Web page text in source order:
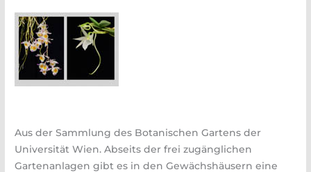
Aus der Sammlung des Botanischen Gartens der
Universität Wien. Abseits der frei zugänglichen
Gartenanlagen gibt es in den Gewächshäusern eine